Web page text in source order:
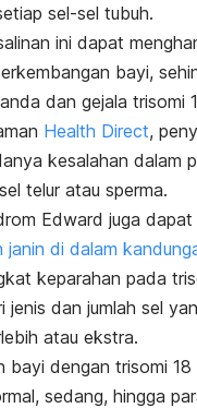
sel-sel tubuh.
ini dapat
bayi,
dan gejala trisomi
Health Direct,
kesalahan dalam
telur atau sperma.
Edward juga dapat
janin di dalam
keparahan pada
jenis dan jumlah sel
atau ekstra.
bayi dengan trisomi
sedang, hingga